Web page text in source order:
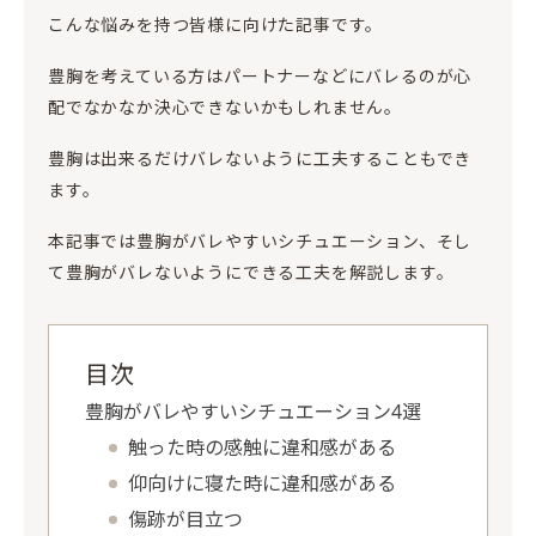
こんな悩みを持つ皆様に向けた記事です。
豊胸を考えている方はパートナーなどにバレるのが心
配でなかなか決心できないかもしれません。
豊胸は出来るだけバレないように工夫することもでき
ます。
本記事では豊胸がバレやすいシチュエーション、そし
て豊胸がバレないようにできる工夫を解説します。
目次
豊胸がバレやすいシチュエーション4選
触った時の感触に違和感がある
仰向けに寝た時に違和感がある
傷跡が目立つ